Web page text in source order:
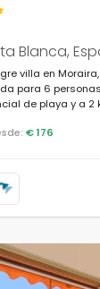
Blanca,
villa en
para 6
de playa y a 2
€ 176